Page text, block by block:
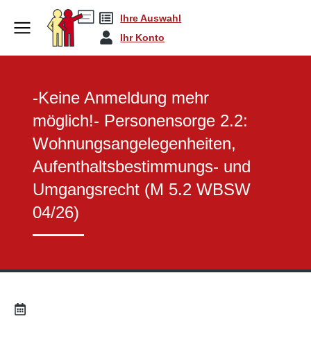
Ihre Auswahl
Ihr Konto
You are here:
Sachkunde Bausteine -Keine Anmeldung meh…
-Keine Anmeldung mehr
möglich!- Personensorge 2.2:
Wohnungsangelegenheiten,
Aufenthaltsbestimmungs- und
Umgangsrecht (M 5.2 WBSW
04/26)